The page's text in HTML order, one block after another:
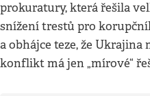
prokuratury, která řešila
snížení trestů pro
a obhájce teze, že
konflikt má jen „mírové“